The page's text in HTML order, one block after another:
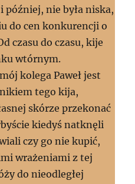
nie była niska,
do cen konkurencji o
czasu do czasu, kije
wtórnym.
kolega Paweł jest
tego kija,
skórze przekonać
kiedyś natknęli
czy go nie kupić,
wrażeniami z tej
do nieodległej